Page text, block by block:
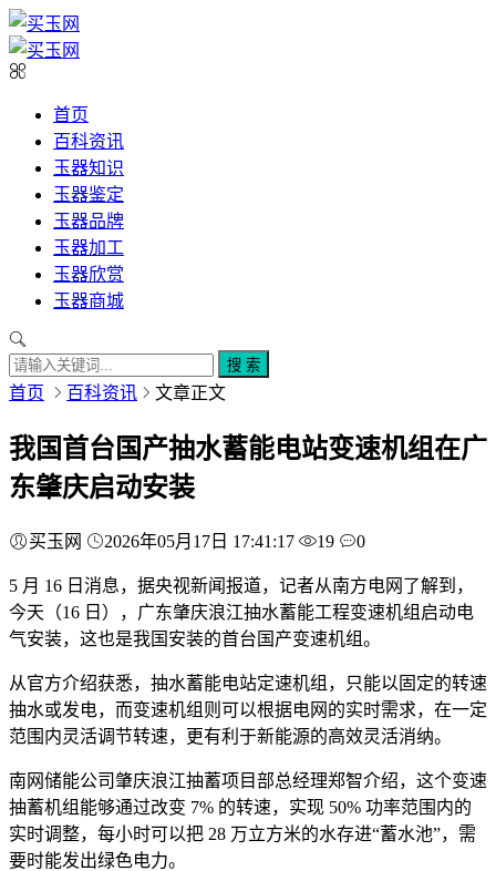
首页
百科资讯
玉器知识
玉器鉴定
玉器品牌
玉器加工
玉器欣赏
玉器商城
搜 索
首页 百科资讯 文章正文
我国首台国产抽水蓄能电站变速机组在广
东肇庆启动安装
买玉网 2026年05月17日 17:41:17 19 0
5 月 16 日消息，据央视新闻报道，记者从南方电网了解到，
今天（16 日），广东肇庆浪江抽水蓄能工程变速机组启动电
气安装，这也是我国安装的首台国产变速机组。
从官方介绍获悉，抽水蓄能电站定速机组，只能以固定的转速
抽水或发电，而变速机组则可以根据电网的实时需求，在一定
范围内灵活调节转速，更有利于新能源的高效灵活消纳。
南网储能公司肇庆浪江抽蓄项目部总经理郑智介绍，这个变速
抽蓄机组能够通过改变 7% 的转速，实现 50% 功率范围内的
实时调整，每小时可以把 28 万立方米的水存进“蓄水池”，需
要时能发出绿色电力。